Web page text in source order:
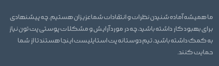
ما همیشه آماده شنیدن نظرات و انتقادات شما عزیزان هستیم. چه پیشنهادی
برای بهبود کار داشته باشید، چه در مورد آرایش و مشکلات پوستی پت تون نیاز
به کمک داشته باشید، تیم دوستانه پت استایلیست اینجا هستند تا از شما
حمایت کنند.